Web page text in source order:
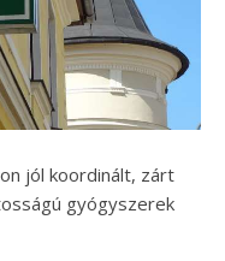
jól koordinált, zárt
gyógyszerek